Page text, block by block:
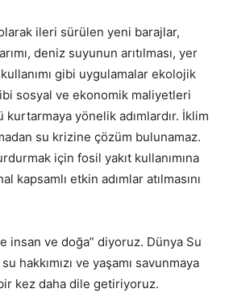
ileri sürülen yeni barajlar,
deniz suyunun arıtılması, yer
kullanımı gibi uygulamalar ekolojik
sosyal ve ekonomik maliyetleri
yönelik adımlardır. İklim
su krizine çözüm bulunamaz.
için fosil yakıt kullanımına
kapsamlı etkin adımlar atılmasını
insan ve doğa” diyoruz. Dünya Su
hakkımızı ve yaşamı savunmaya
kez daha dile getiriyoruz.